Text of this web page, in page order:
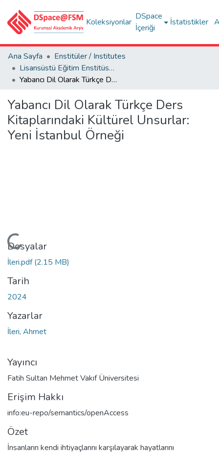
Koleksiyonlar
DSpace
İçeriği
İstatistikler
Ana Sayfa
Enstitüler / Institutes
Lisansüstü Eğitim Enstitüsü Tez Koleksiyonu
Yabancı Dil Olarak Türkçe Ders Kitaplarındaki Kültürel Unsurlar: Yeni İstanbul Örneği
Yabancı Dil Olarak Türkçe Ders
Kitaplarındaki Kültürel Unsurlar:
Yeni İstanbul Örneği
Dosyalar
İleri.pdf(2.15 MB)
Tarih
2024
Yazarlar
İleri, Ahmet
Yayıncı
Fatih Sultan Mehmet Vakıf Üniversitesi
Erişim Hakkı
info:eu-repo/semantics/openAccess
Özet
İnsanların kendi ihtiyaçlarını karşılayarak hayatlarını